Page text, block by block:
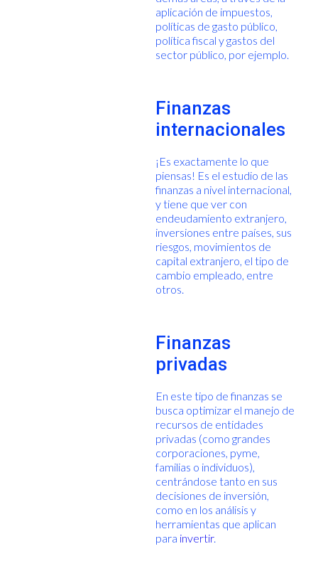
aplicación de impuestos,
políticas de gasto público,
política fiscal y gastos del
sector público, por ejemplo.
Finanzas
internacionales
¡Es exactamente lo que
piensas! Es el estudio de las
finanzas a nivel internacional,
y tiene que ver con
endeudamiento extranjero,
inversiones entre países, sus
riesgos, movimientos de
capital extranjero, el tipo de
cambio empleado, entre
otros.
Finanzas
privadas
En este tipo de finanzas se
busca optimizar el manejo de
recursos de entidades
privadas (como grandes
corporaciones, pyme,
familias o individuos),
centrándose tanto en sus
decisiones de inversión,
como en los análisis y
herramientas que aplican
para invertir.